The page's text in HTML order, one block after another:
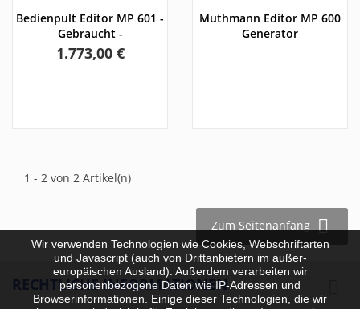
Bedienpult Editor MP 601 -
Gebraucht -
Preis
1.773,00 €
Muthmann Editor MP 600
Generator
1 - 2 von 2 Artikel(n)
Zum Seitenanfang 
RECHTLICHE INFORMATIONEN
Wir verwenden Technologien wie Cookies, Webschriftarten
und Javascript (auch von Drittanbietern im außer-
europäischen Ausland). Außerdem verarbeiten wir
personenbezogene Daten wie IP-Adressen und
Browserinformationen. Einige dieser Technologien, die wir